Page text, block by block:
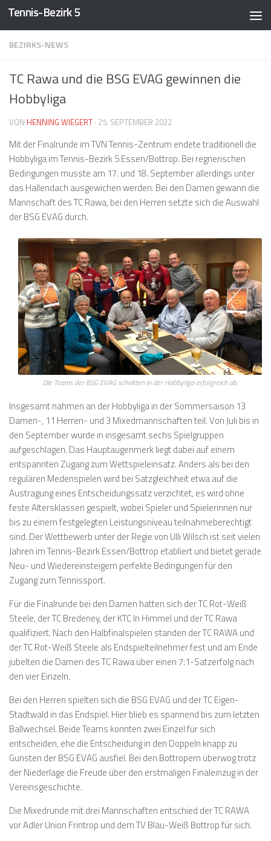
Zum Inhalt springen
Tennis-Bezirk 5
BEZIRKS-NEWS
TC Rawa und die BSG EVAG gewinnen die
Hobbyliga
VON HENNING WIEGERT · 25. SEPTEMBER 2022
Mit der Finalrunde im TVN Tennis-Zentrum endete traditionell die
Hobbyliga im Tennis-Bezirk 5 Essen/Bottrop. Bei regnerischen
Bedingungen musste am 17. und 18. September allerdings unter
das Hallendach ausgewichen werden. Bei den Damen gewann die
Mannschaft des TC Rawa, bei den Herren setzte sich die Auswahl
der BSG EVAG durch.
Die Teams der BSG EVAG schnitten in der Hobbyliga erfolgreich ab.
Insgesamt nahmen an der Hobbyliga in der Sommersaison 13
Damen-, 11 Herren- und 3 Mixedmannschaften teil. Von Juli bis in
den September wurde in insgesamt sechs Spielgruppen
aufgeschlagen. Das Hauptaugenmerk liegt dabei auf einem
entspannten Zugang zum Wettspieleinsatz. Anders als bei den
regulären Medenspielen wird bei Satzgleichheit etwa auf die
Austragung eines Entscheidungssatz verzichtet, es wird ohne
feste Altersklassen gespielt, wobei Spieler und Spielerinnen nur
bis zu einem festgelegten Leistungsniveau teilnahmeberechtigt
sind. Der Wettbewerb unter der Regie von Ulli Wilsch ist seit vielen
Jahren im Tennis-Bezirk Essen/Bottrop etabliert und bietet gerade
Neu- und Wiedereinsteigern perfekte Bedingungen für den
Zugang zum Tennissport.
Für die Finalrunde bei den Damen hatten sich der TC Rot-Weiß
Steele, der TC Bredeney, der KTC In Himmel und der TC Rawa
qualifiziert. Nach den Halbfinalspielen standen der TC RAWA und
der TC Rot-Weiß Steele als Endspielteilnehmer fest und am Ende
jubelten die Damen des TC Rawa über einen 7:1-Satzerfolg nach
den vier Einzeln.
Bei den Herren spielten sich die BSG EVAG und der TC Eigen-
Stadtwald in das Endspiel. Hier blieb es spannend bis zum letzten
Ballwechsel. Beide Teams konnten zwei Einzel für sich
entscheiden, ehe die Entscheidung in den Doppeln knapp zu
Gunsten der BSG EVAG ausfiel. Bei den Bottropern überwog trotz
der Niederlage die Freude über den erstmaligen Finaleinzug in der
Vereinsgeschichte.
Die Mixedrunde mit drei Mannschaften entschied der TC RAWA
vor Adler Union Frintrop und dem TV Blau-Weiß Bottrop für sich.